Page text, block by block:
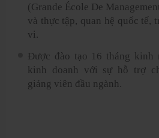
(Grande École De
và thực tập, quan hệ quốc tế,
vi.
Được đào tạo 16 tháng kinh
kinh doanh với sự hỗ trợ
giảng viên đầu ngành.